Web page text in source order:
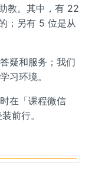
教。其中，有 22
；另有 5 位是从
疑和服务；我们
习环境。
在「课程微信
前行。